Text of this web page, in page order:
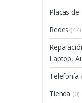
Placas de
Redes (47)
Laptop,
Telefonía
Tienda (0)